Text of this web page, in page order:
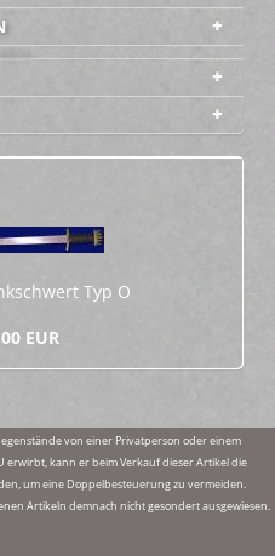
Typ O
EUR
von einer Privatperson oder einem
kann er beim Verkauf dieser Artikel die
um eine Doppelbesteuerung zu vermeiden.
Artikeln demnach nicht gesondert ausgewiesen.